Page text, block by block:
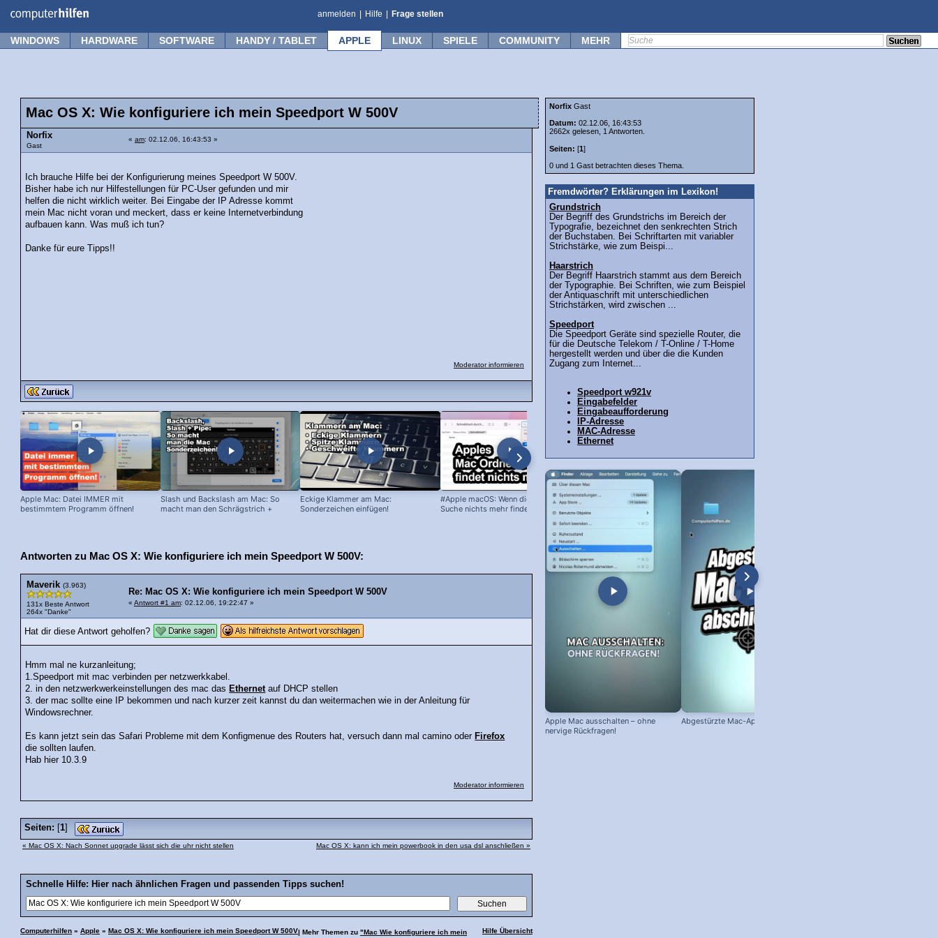
anmelden Hilfe Frage stellen
WINDOWS HARDWARE SOFTWARE HANDY / TABLET APPLE LINUX SPIELE COMMUNITY MEHR
Mac OS X: Wie konfiguriere ich mein Speedport W 500V
Norfix
Gast
« am: 02.12.06, 16:43:53 »
Ich brauche Hilfe bei der Konfigurierung meines Speedport W 500V.
Bisher habe ich nur Hilfestellungen für PC-User gefunden und mir
helfen die nicht wirklich weiter. Bei Eingabe der IP Adresse kommt
mein Mac nicht voran und meckert, dass er keine Internetverbindung
aufbauen kann. Was muß ich tun?
Danke für eure Tipps!!
Moderator informieren
Apple Mac: Datei IMMER mit
bestimmtem Programm öffnen!
Slash und Backslash am Mac: So
macht man den Schrägstrich +
Eckige Klammer am Mac:
Sonderzeichen einfügen!
#Apple macOS: Wenn die Mac #Ordner
Suche nichts mehr findet!
Mac: Sprache und Tastatur-Belegung
ändern (z.B. auf englisch umstellen!)
Antworten zu Mac OS X: Wie konfiguriere ich mein Speedport W 500V:
Maverik (3.963)
131x Beste Antwort
264x "Danke"
Re: Mac OS X: Wie konfiguriere ich mein Speedport W 500V
« Antwort #1 am: 02.12.06, 19:22:47 »
Hat dir diese Antwort geholfen?
Hmm mal ne kurzanleitung;
1.Speedport mit mac verbinden per netzwerkkabel.
2. in den netzwerkwerkeinstellungen des mac das Ethernetauf DHCP stellen
3. der mac sollte eine IP bekommen und nach kurzer zeit kannst du dan weitermachen wie in der Anleitung für
Windowsrechner.
Es kann jetzt sein das Safari Probleme mit dem Konfigmenue des Routers hat, versuch dann mal camino oder Firefox
die sollten laufen.
Hab hier 10.3.9
Moderator informieren
Seiten: [1]
« Mac OS X: Nach Sonnet upgrade lässt sich die uhr nicht stellen Mac OS X: kann ich mein powerbook in den usa dsl anschließen »
Schnelle Hilfe: Hier nach ähnlichen Fragen und passenden Tipps suchen!
Computerhilfen » Apple » Mac OS X: Wie konfiguriere ich mein Speedport W 500V Hilfe Übersicht
| Mehr Themen zu "Mac Wie konfiguriere ich mein
Norfix Gast
Datum: 02.12.06, 16:43:53
2662x gelesen, 1 Antworten.
Seiten: [1]
0 und 1 Gast betrachten dieses Thema.
Fremdwörter? Erklärungen im Lexikon!
Grundstrich
Der Begriff des Grundstrichs im Bereich der
Typografie, bezeichnet den senkrechten Strich
der Buchstaben. Bei Schriftarten mit variabler
Strichstärke, wie zum Beispi...
Haarstrich
Der Begriff Haarstrich stammt aus dem Bereich
der Typographie. Bei Schriften, wie zum Beispiel
der Antiquaschrift mit unterschiedlichen
Strichstärken, wird zwischen ...
Speedport
Die Speedport Geräte sind spezielle Router, die
für die Deutsche Telekom / T-Online / T-Home
hergestellt werden und über die die Kunden
Zugang zum Internet...
Speedport w921v
Eingabefelder
Eingabeaufforderung
IP-Adresse
MAC-Adresse
Ethernet
Apple Mac ausschalten – ohne
nervige Rückfragen!
Abgestürzte Mac-App abschießen!